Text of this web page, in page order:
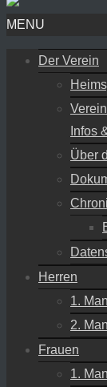
MENU
Der Verein
Infos
Über
Herren
1.
2.
Frauen
1.